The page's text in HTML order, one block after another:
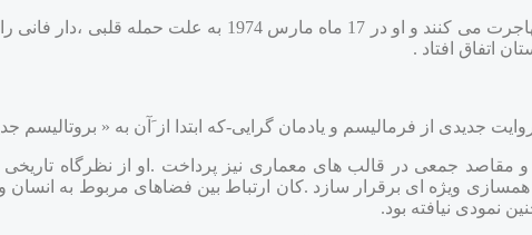
-خانواده او در سال 1905 به ایالات متحده آمریکا مهاجرت می کنند
اتفاق افتاد .
جدیدی از فرمالیسم و یادمان گرایی-که ابتدا از َآن به « بروتالیسم
و مقاصد جمعی در قالب های معماری نیز پرداخت .او از نظرگاه
همسازی ویژه ای برقرار سازد .کان ارتباط بین فضاهای مربوط به انسان
نمودی نیافته بود.